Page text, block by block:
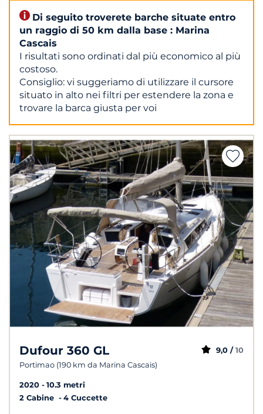
Di seguito troverete barche situate entro
un raggio di 50 km dalla base : Marina
Cascais
I risultati sono ordinati dal più economico al più
costoso.
Consiglio: vi suggeriamo di utilizzare il cursore
situato in alto nei filtri per estendere la zona e
trovare la barca giusta per voi
Dufour 360 GL
Portimao (190 km da Marina Cascais)
9,0 / 10
2020
10.3 metri
2 Cabine
4 Cuccette